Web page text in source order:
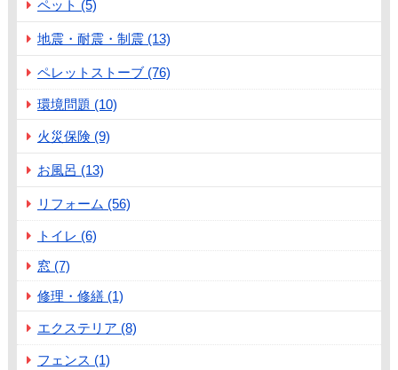
ペット (5)
地震・耐震・制震 (13)
ペレットストーブ (76)
環境問題 (10)
火災保険 (9)
お風呂 (13)
リフォーム (56)
トイレ (6)
窓 (7)
修理・修繕 (1)
エクステリア (8)
フェンス (1)